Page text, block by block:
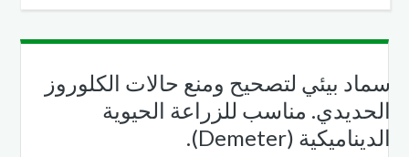
سماد بيئي لتصحيح ومنع حالات الكلوروز
الحديدي. مناسب للزراعة الحيوية
الديناميكية (Demeter).